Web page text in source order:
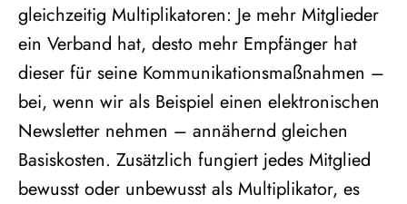
gleichzeitig Multiplikatoren: Je mehr Mitglieder
ein Verband hat, desto mehr Empfänger hat
dieser für seine Kommunikationsmaßnahmen –
bei, wenn wir als Beispiel einen elektronischen
Newsletter nehmen – annähernd gleichen
Basiskosten. Zusätzlich fungiert jedes Mitglied
bewusst oder unbewusst als Multiplikator, es